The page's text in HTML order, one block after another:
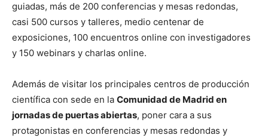
guiadas, más de 200 conferencias y mesas redondas,
casi 500 cursos y talleres, medio centenar de
exposiciones, 100 encuentros online con investigadores
y 150 webinars y charlas online.
Además de visitar los principales centros de producción
científica con sede en la Comunidad de Madrid en
jornadas de puertas abiertas, poner cara a sus
protagonistas en conferencias y mesas redondas y